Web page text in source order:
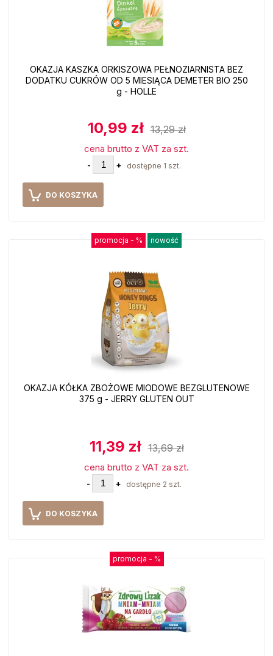
OKAZJA KASZKA ORKISZOWA PEŁNOZIARNISTA BEZ
DODATKU CUKRÓW OD 5 MIESIĄCA DEMETER BIO 250
g - HOLLE
10,99 zł 13,29 zł
cena brutto z VAT za szt.
- + dostępne 1 szt.
DO KOSZYKA
OKAZJA KÓŁKA ZBOŻOWE MIODOWE BEZGLUTENOWE
375 g - JERRY GLUTEN OUT
11,39 zł 13,69 zł
cena brutto z VAT za szt.
- + dostępne 2 szt.
DO KOSZYKA
promocja - % nowość
promocja - %